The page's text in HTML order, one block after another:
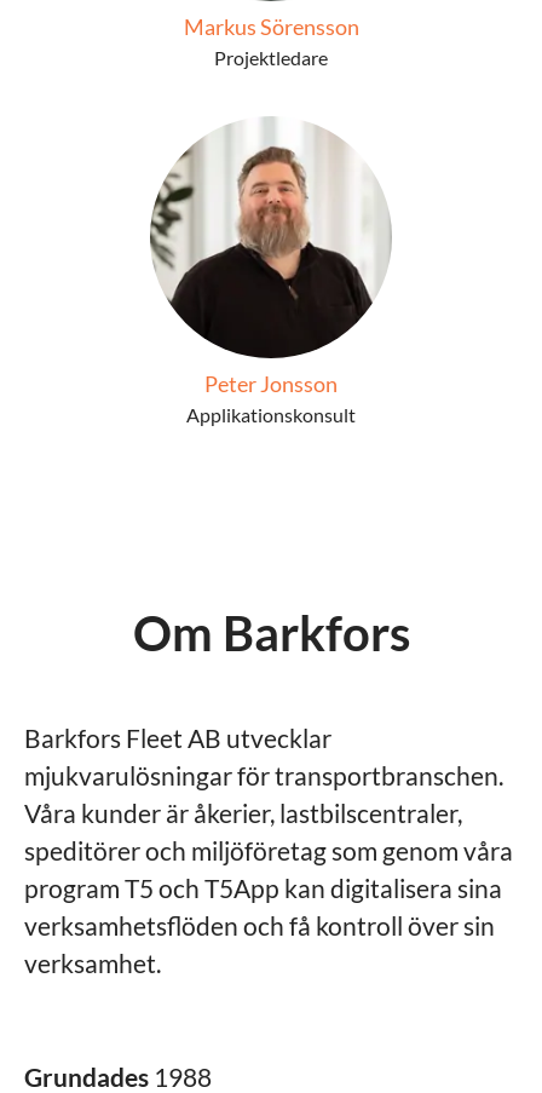
Markus Sörensson
Projektledare
Peter Jonsson
Applikationskonsult
Om Barkfors
Barkfors Fleet AB utvecklar
mjukvarulösningar för transportbranschen.
Våra kunder är åkerier, lastbilscentraler,
speditörer och miljöföretag som genom våra
program T5 och T5App kan digitalisera sina
verksamhetsflöden och få kontroll över sin
verksamhet.
Grundades 1988